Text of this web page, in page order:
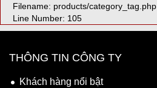
Filename: products/category_tag.php
Line Number: 105
THÔNG TIN CÔNG TY
Khách hàng nổi bật